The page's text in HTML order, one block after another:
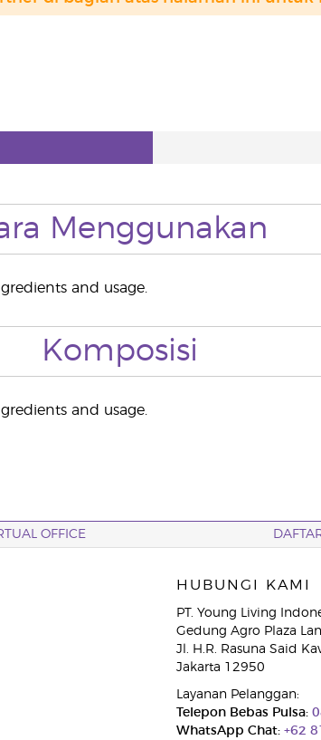
Menggunakan
and usage.
Komposisi
and usage.
OFFICE
HUBUNGI KAMI
PT. Young Living
Gedung Agro Plaza
Jl. H.R. Rasuna Said
Jakarta 12950
Layanan Pelanggan:
Telepon Bebas Pulsa:
WhatsApp Chat: +62